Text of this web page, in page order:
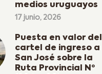
medios uruguayos
17 junio, 2026
Puesta en valor del
cartel de ingreso a
San José sobre la
Ruta Provincial Nº